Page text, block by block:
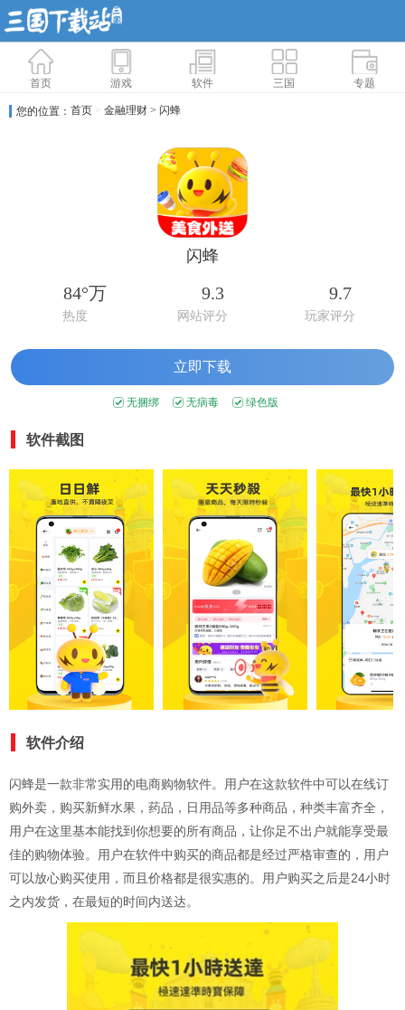
首页 游戏 软件 三国 专题
您的位置： 首页 > 金融理财 > 闪蜂
闪蜂
84°万
热度
9.3
网站评分
9.7
玩家评分
立即下载
无捆绑 无病毒 绿色版
软件截图
软件介绍
闪蜂是一款非常实用的电商购物软件。用户在这款软件中可以在线订
购外卖，购买新鲜水果，药品，日用品等多种商品，种类丰富齐全，
用户在这里基本能找到你想要的所有商品，让你足不出户就能享受最
佳的购物体验。用户在软件中购买的商品都是经过严格审查的，用户
可以放心购买使用，而且价格都是很实惠的。用户购买之后是24小时
之内发货，在最短的时间内送达。